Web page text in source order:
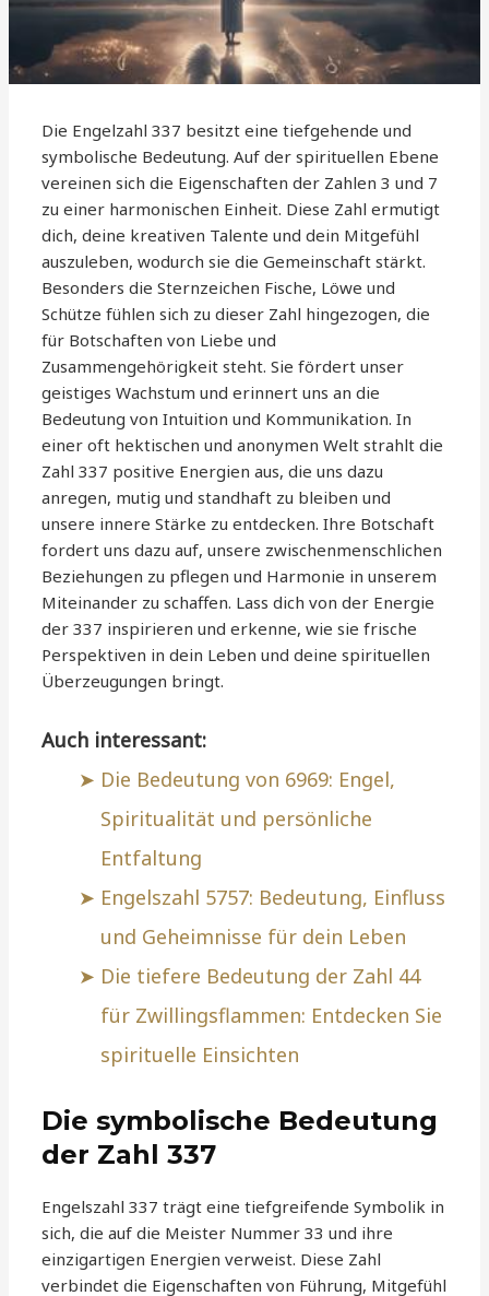
Die Engelzahl 337 besitzt eine tiefgehende und
symbolische Bedeutung. Auf der spirituellen Ebene
vereinen sich die Eigenschaften der Zahlen 3 und 7
zu einer harmonischen Einheit. Diese Zahl ermutigt
dich, deine kreativen Talente und dein Mitgefühl
auszuleben, wodurch sie die Gemeinschaft stärkt.
Besonders die Sternzeichen Fische, Löwe und
Schütze fühlen sich zu dieser Zahl hingezogen, die
für Botschaften von Liebe und
Zusammengehörigkeit steht. Sie fördert unser
geistiges Wachstum und erinnert uns an die
Bedeutung von Intuition und Kommunikation. In
einer oft hektischen und anonymen Welt strahlt die
Zahl 337 positive Energien aus, die uns dazu
anregen, mutig und standhaft zu bleiben und
unsere innere Stärke zu entdecken. Ihre Botschaft
fordert uns dazu auf, unsere zwischenmenschlichen
Beziehungen zu pflegen und Harmonie in unserem
Miteinander zu schaffen. Lass dich von der Energie
der 337 inspirieren und erkenne, wie sie frische
Perspektiven in dein Leben und deine spirituellen
Überzeugungen bringt.
Auch interessant:
Die Bedeutung von 6969: Engel,
Spiritualität und persönliche
Entfaltung
Engelszahl 5757: Bedeutung, Einfluss
und Geheimnisse für dein Leben
Die tiefere Bedeutung der Zahl 44
für Zwillingsflammen: Entdecken Sie
spirituelle Einsichten
Die symbolische Bedeutung
der Zahl 337
Engelszahl 337 trägt eine tiefgreifende Symbolik in
sich, die auf die Meister Nummer 33 und ihre
einzigartigen Energien verweist. Diese Zahl
verbindet die Eigenschaften von Führung, Mitgefühl